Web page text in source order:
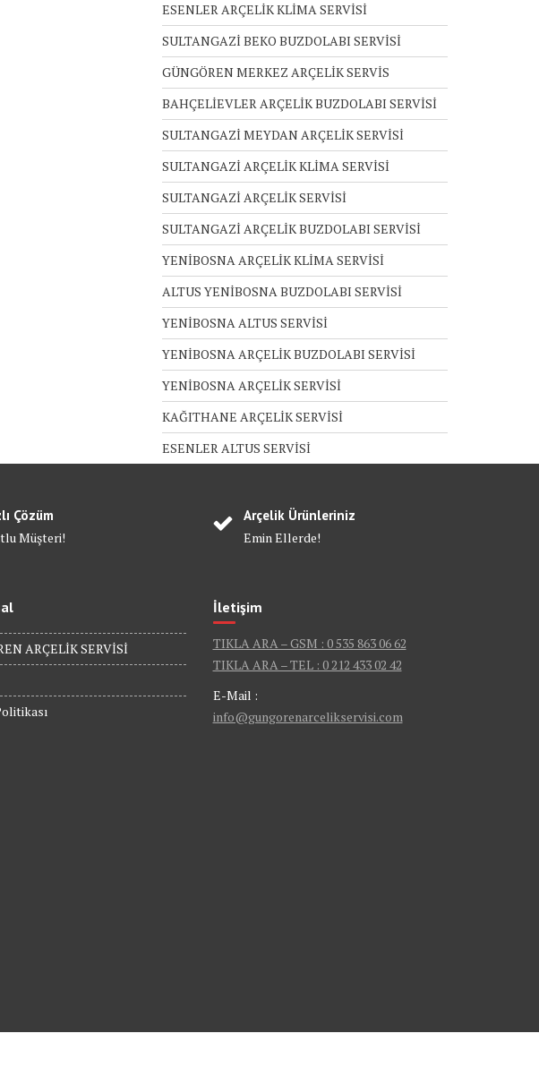
ESENLER ARÇELİK KLİMA SERVİSİ
SULTANGAZİ BEKO BUZDOLABI SERVİSİ
GÜNGÖREN MERKEZ ARÇELİK SERVİS
BAHÇELİEVLER ARÇELİK BUZDOLABI SERVİSİ
SULTANGAZİ MEYDAN ARÇELİK SERVİSİ
SULTANGAZİ ARÇELİK KLİMA SERVİSİ
SULTANGAZİ ARÇELİK SERVİSİ
SULTANGAZİ ARÇELİK BUZDOLABI SERVİSİ
YENİBOSNA ARÇELİK KLİMA SERVİSİ
ALTUS YENİBOSNA BUZDOLABI SERVİSİ
YENİBOSNA ALTUS SERVİSİ
YENİBOSNA ARÇELİK BUZDOLABI SERVİSİ
YENİBOSNA ARÇELİK SERVİSİ
KAĞITHANE ARÇELİK SERVİSİ
ESENLER ALTUS SERVİSİ
Çözüm
Müşteri!
Arçelik Ürünleriniz
Emin Ellerde!
ARÇELİK SERVİSİ
İletişim
TIKLA ARA – GSM : 0 535 863 06 62
TIKLA ARA – TEL : 0 212 433 02 42
E-Mail :
info@gungorenarcelikservisi.com